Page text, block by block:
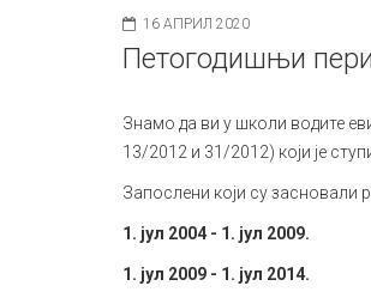
16 АПРИЛ 2020
Петогодишњи
Знамо да ви у школи водите
13/2012 и 31/2012) који је
Запослени који су засновали
1. јул 2004 - 1. јул 2009.
1. јул 2009 - 1. јул 2014.